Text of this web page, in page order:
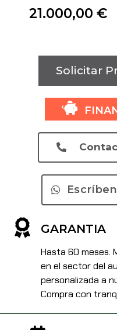
21.000,00 €
Solicitar
GARANTIA
Hasta 60 meses.
en el sector del
personalizada a
Compra con